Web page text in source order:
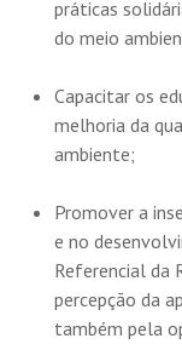
práticas
do meio
Capacitar os
melhoria da
ambiente;
Promover a
e no
Referencial da
percepção da
também pela